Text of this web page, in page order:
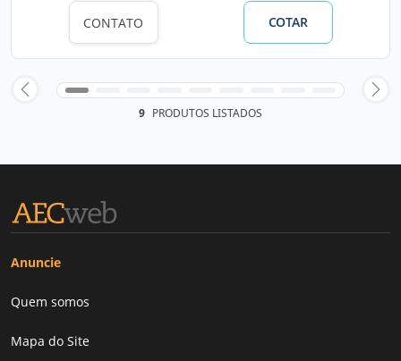
CONTATO COTAR
9 PRODUTOS LISTADOS
Anuncie
Quem somos
Mapa do Site